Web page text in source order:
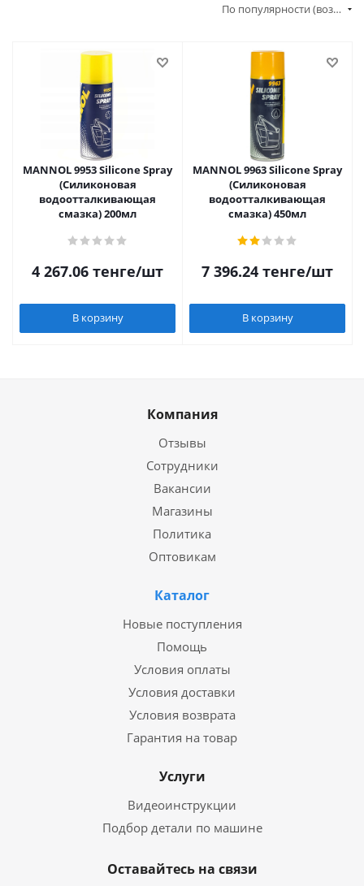
По популярности (возрастание)
MANNOL 9953 Silicone Spray
(Силиконовая
водоотталкивающая
смазка) 200мл
4 267.06 тенге/шт
В корзину
MANNOL 9963 Silicone Spray
(Силиконовая
водоотталкивающая
смазка) 450мл
7 396.24 тенге/шт
В корзину
Компания
Отзывы
Сотрудники
Вакансии
Магазины
Политика
Оптовикам
Каталог
Новые поступления
Помощь
Условия оплаты
Условия доставки
Условия возврата
Гарантия на товар
Услуги
Видеоинструкции
Подбор детали по машине
Оставайтесь на связи